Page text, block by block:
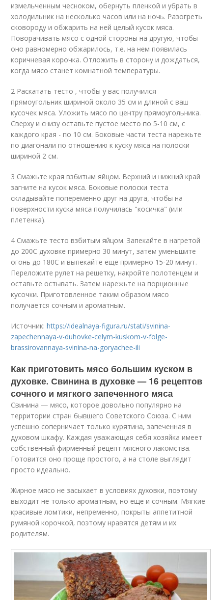
измельченным чесноком, обернуть пленкой и убрать в
холодильник на несколько часов или на ночь. Разогреть
сковороду и обжарить на ней целый кусок мяса.
Поворачивать мясо с одной стороны на другую, чтобы
оно равномерно обжарилось, т.е. на нем появилась
коричневая корочка. Отложить в сторону и дождаться,
когда мясо станет комнатной температуры.
2 Раскатать тесто , чтобы у вас получился
прямоугольник шириной около 35 см и длиной с ваш
кусочек мяса. Уложить мясо по центру прямоугольника.
Сверху и снизу оставьте пустое место по 5-10 см, с
каждого края - по 10 см. Боковые части теста нарежьте
по диагонали по отношению к куску мяса на полоски
шириной 2 см.
3 Смажьте края взбитым яйцом. Верхний и нижний край
загните на кусок мяса. Боковые полоски теста
складывайте попеременно друг на друга, чтобы на
поверхности куска мяса получилась "косичка" (или
плетенка).
4 Смажьте тесто взбитым яйцом. Запекайте в нагретой
до 200С духовке примерно 30 минут, затем уменьшите
огонь до 180С и выпекайте еще примерно 15-20 минут.
Переложите рулет на решетку, накройте полотенцем и
оставьте остывать. Затем нарежьте на порционные
кусочки. Приготовленное таким образом мясо
получается сочным и ароматным.
Источник:https://idealnaya-figura.ru/stati/svinina-
zapechennaya-v-duhovke-celym-kuskom-v-folge-
brassirovannaya-svinina-na-goryachee-ili
Как приготовить мясо большим куском в
духовке. Свинина в духовке — 16 рецептов
сочного и мягкого запеченного мяса
Свинина — мясо, которое довольно популярно на
территории стран бывшего Советского Союза. С ним
успешно соперничает только курятина, запеченная в
духовом шкафу. Каждая уважающая себя хозяйка имеет
собственный фирменный рецепт мясного лакомства.
Готовится оно проще простого, а на столе выглядит
просто идеально.
Жирное мясо не засыхает в условиях духовки, поэтому
выходит не только ароматным, но еще и сочным. Мягкие
красивые ломтики, непременно, покрыты аппетитной
румяной корочкой, поэтому нравятся детям и их
родителям.